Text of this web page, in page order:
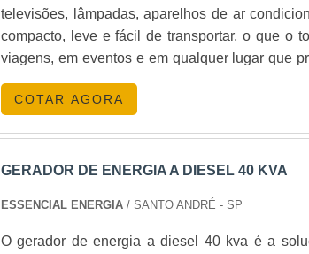
televisões, lâmpadas, aparelhos de ar
compacto, leve e fácil de transportar, o que o
viagens, em eventos e em qualquer lugar que
Gerador de Energia 4 KVA, você terá energia
que precisar.
COTAR AGORA
GERADOR DE ENERGIA A DIESEL 40 KVA
ESSENCIAL ENERGIA / SANTO ANDRÉ - SP
O gerador de energia a diesel 40 kva é a